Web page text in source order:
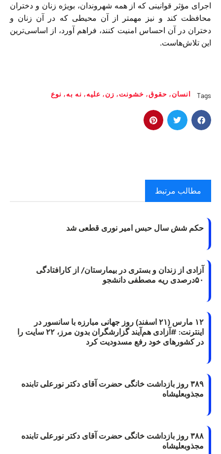
اجرای مؤثر قوانینی که از ھمه شھروندان، بویژه زنان و دختران
محافظت کند و نیز مھمتر از آن محیطی که در آن زنان و
دختران در آن احساس امنیت کنند، فراھم آورد، از اساسی‌ترین
این تلاش‌ھاست.
Tags انسان, حقوق, خشونت, زن, علیه, نه به, نوع
مطالب مرتبط
حکم شش سال حبس امیر نوری قطعی شد
آزادی از زندان و بستری در بیمارستان/ از کارافتادگی
۵۰درصدی ریه مصطفی دانشجو
۱۲ مارس (۲۱ اسفند) روز جهانی مبارزه با سانسور در
اینترنت: #آزادی هم‌آیند گزارشگران‌ بدون مرز، ۲۲ سایت را
در کشورهای خود رفع مسدودیت کرد
۳۸۹ روز بازداشت خانگی حضرت آقای دکتر نورعلی تابنده
مجذوبعلیشاه
۳۸۸ روز بازداشت خانگی حضرت آقای دکتر نورعلی تابنده
مجذوبعلیشاه